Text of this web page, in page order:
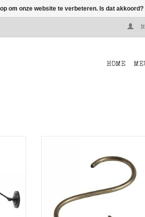
HOME
TOEVOEGEN AAN WINKELWAGEN
om onze website te verbeteren. Is dat akkoord?